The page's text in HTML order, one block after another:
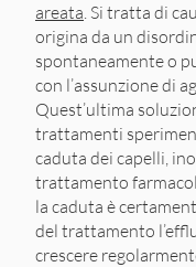
areata. Si tratta di
origina da un
spontaneamente o
con l’assunzione di
Quest’ultima
trattamenti
caduta dei capelli,
trattamento
la caduta è
del trattamento
crescere